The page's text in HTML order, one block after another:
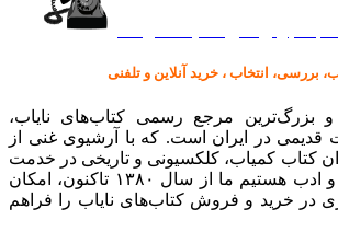
بررسی، انتخاب ، خرید آنلاین و تلفنی
و بزرگ‌ترین مرجع رسمی کتاب‌های نایاب،
در ایران است. که با آرشیوی غنی از
کتاب کمیاب، کلکسیونی و تاریخی در خدمت
دوست‌داران فرهنگ و ادب هستیم ما از سال ۱۳۸۰ تاکنون، امکان
در خرید و فروش کتاب‌های نایاب را فراهم